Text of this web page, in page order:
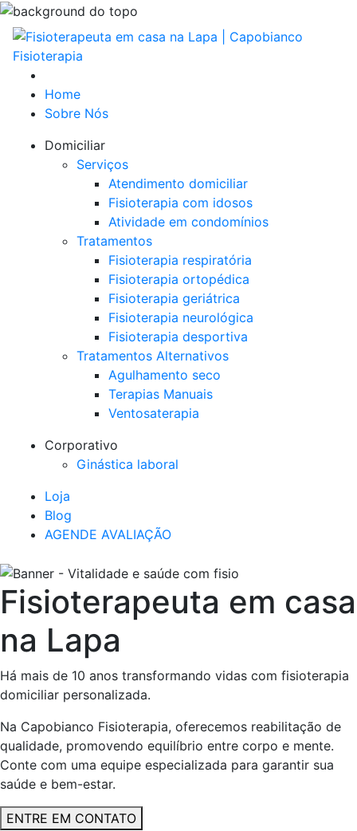
Home
Sobre Nós
Domiciliar
Serviços
Atendimento domiciliar
Fisioterapia com idosos
Atividade em condomínios
Tratamentos
Fisioterapia respiratória
Fisioterapia ortopédica
Fisioterapia geriátrica
Fisioterapia neurológica
Fisioterapia desportiva
Tratamentos Alternativos
Agulhamento seco
Terapias Manuais
Ventosaterapia
Corporativo
Ginástica laboral
Loja
Blog
AGENDE AVALIAÇÃO
Fisioterapeuta em casa
na Lapa
Há mais de 10 anos transformando vidas com fisioterapia
domiciliar personalizada.
Na Capobianco Fisioterapia, oferecemos reabilitação de
qualidade, promovendo equilíbrio entre corpo e mente.
Conte com uma equipe especializada para garantir sua
saúde e bem-estar.
ENTRE EM CONTATO